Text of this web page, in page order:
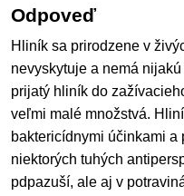
Odpoveď
Hliník sa prirodzene v
nevyskytuje a nemá
prijatý hliník do
veľmi malé množstvá.
baktericídnymi účinkami a
niektorých tuhých
pdpazuší, ale aj v